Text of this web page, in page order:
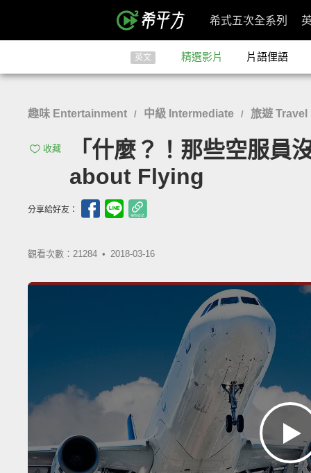
希式五次全系列
英文 精選影片 片語俚語
趣味 Entertainment / 中級 Intermediate / 旅遊 Travel
收藏
「什麼？！那些空服
about Flying
分享給好友：
觀看次數：21284 • 2018-03-16